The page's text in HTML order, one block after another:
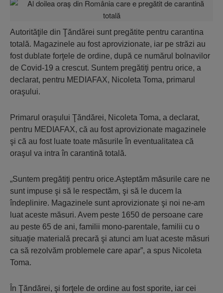
Autorităţile din Ţăndărei sunt pregătite pentru carantina
totală. Magazinele au fost aprovizionate, iar pe străzi au
fost dublate forţele de ordine, după ce numărul bolnavilor
de Covid-19 a crescut. Suntem pregătiţi pentru orice, a
declarat, pentru MEDIAFAX, Nicoleta Toma, primarul
oraşului.
Primarul oraşului Ţăndărei, Nicoleta Toma, a declarat,
pentru MEDIAFAX, că au fost aprovizionate magazinele
şi că au fost luate toate măsurile în eventualitatea că
oraşul va intra în carantină totală.
„Suntem pregătiţi pentru orice.Aşteptăm măsurile care ne
sunt impuse şi să le respectăm, şi să le ducem la
îndeplinire. Magazinele sunt aprovizionate şi noi ne-am
luat aceste măsuri. Avem peste 1650 de persoane care
au peste 65 de ani, familii mono-parentale, familii cu o
situaţie materială precară şi atunci am luat aceste măsuri
ca să rezolvăm problemele care apar”, a spus Nicoleta
Toma.
În Ţăndărei, şi forţele de ordine au fost sporite, iar cei